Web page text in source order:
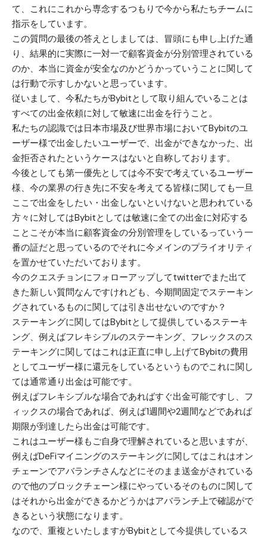
て、これにこれから専念するつもりで今から私たちチームに
指示をしています。
この質問の最後の答えとしましては、冒頭にも申し上げた通
り、結果的に実際に一対一で顧客資金が分別管理されている
のか、本当に資金が安全なのかどうかっていうことに関して
は行動で示すしかないと思っています。
従いまして、今私たちがBybitとして取り組んでいることは
すべての出金依頼に対して敏速に出金を行うこと。
私たちの認識では日本市場及び世界市場においてBybitのユ
ーザー様で出金したいユーザーで、出金ができなかった、出
金拒否されたというケースはないと自称しております。
今後としても第一優先としては今不安で考えているユーザー
様、今の業界の行き先に不安を考えてる皆様に関しても一旦
ここで出金をしたい・出金しないといけないと思われている
方々に対してはBybitとしては敏速に全ての出金に対応する
ことこそが本当に顧客資金の分別管理をしているっていう一
番の証だと思っているのでそれに今メインのプライオリティ
を置かせていただいております。
今のクエスチョンにフォローアップしてtwitterでまた出て
きた新しい質問なんですけれども、今期間固定でステーキン
グされているものに関しては引き出せないのですか？
ステーキングに関してはBybitとして提供しているステーキ
ング、例えばフレキシブルのステーキング、フレックスのス
テーキングに関してはこれは正直に申し上げてBybitの費用
としてユーザー様に還元をしているというものでこれに関し
ては通常通り出金は可能です。
例えばフレキシブルな場合であればすぐ出金可能ですし、フ
ィックスの場合であれば、例えば1週間や2週間などであれば
期限が到達したら出金は可能です。
これはユーザー様もご自身で理解されていると思いますが、
例えばDeFiマイニングのステーキングに関してはこれはオン
チェーンでアバランチさんなどにそのまま送金がされている
ので他のブロックチェーン様にやっているそのものに関して
はそれから出金ができるかどうかはアバランチ上で確認がで
きるという状態になります。
なので、重複といたしますがBybitとして今提供しているス